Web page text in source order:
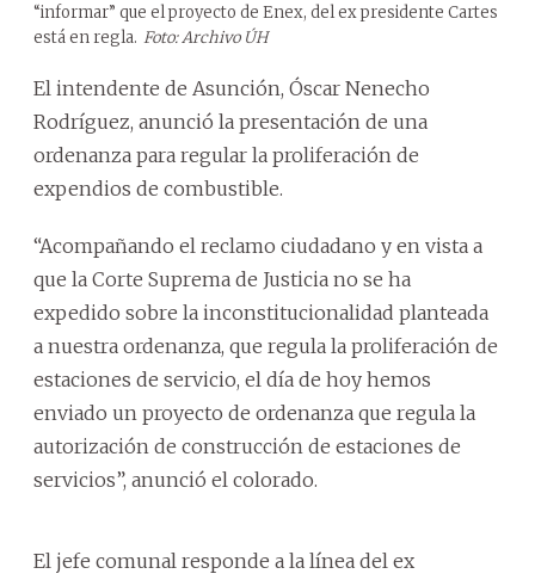
“informar” que el proyecto de Enex, del ex presidente Cartes
está en regla. Foto: Archivo ÚH
El intendente de Asunción, Óscar Nenecho
Rodríguez, anunció la presentación de una
ordenanza para regular la proliferación de
expendios de combustible.
“Acompañando el reclamo ciudadano y en vista a
que la Corte Suprema de Justicia no se ha
expedido sobre la inconstitucionalidad planteada
a nuestra ordenanza, que regula la proliferación de
estaciones de servicio, el día de hoy hemos
enviado un proyecto de ordenanza que regula la
autorización de construcción de estaciones de
servicios”, anunció el colorado.
El jefe comunal responde a la línea del ex